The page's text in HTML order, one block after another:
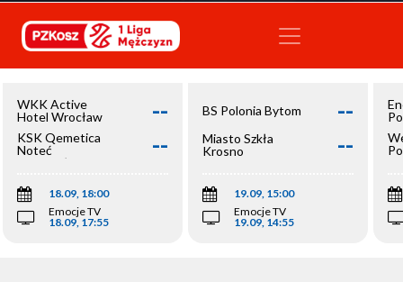
WKK Active
Hotel Wrocław
--
KSK Qemetica
Noteć
Inowrocław
--
18.09, 18:00
Emocje TV
18.09, 17:55
BS Polonia Bytom --
Miasto Szkła
Krosno
--
19.09, 15:00
Emocje TV
19.09, 14:55